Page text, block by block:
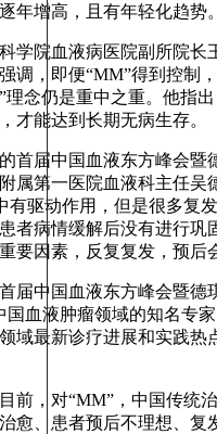
年增高，且有年轻化趋势。
院血液病医院副所院长
调，即便“MM”得到控制
理念仍是重中之重。他指
才能达到长期无病生存。
届中国血液东方峰会暨
附属第一医院血液科主任吴
有驱动作用，但是很多复
者病情缓解后没有进行巩
要因素，反复复发，预后
中国血液东方峰会暨德
国血液肿瘤领域的知名专
域最新诊疗进展和实践热
，对“MM”，中国传统治
愈、患者预后不理想、复